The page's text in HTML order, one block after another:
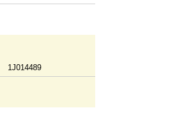
1J014489